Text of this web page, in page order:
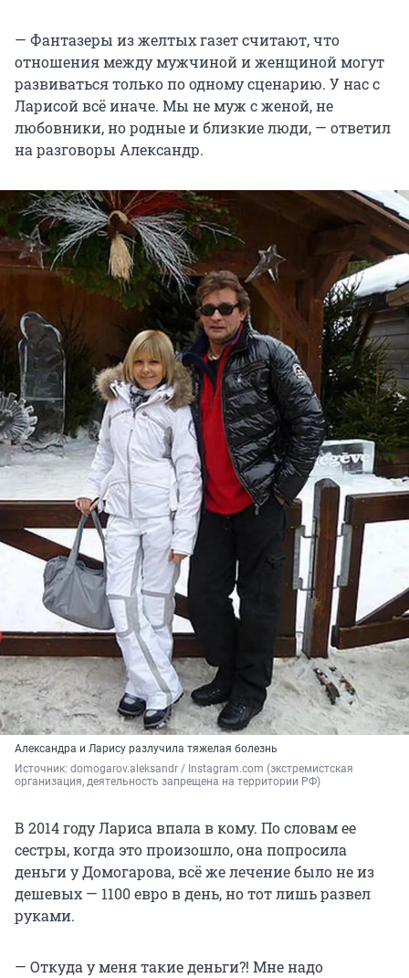
— Фантазеры из желтых газет считают, что
отношения между мужчиной и женщиной могут
развиваться только по одному сценарию. У нас с
Ларисой всё иначе. Мы не муж с женой, не
любовники, но родные и близкие люди, — ответил
на разговоры Александр.
Александра и Ларису разлучила тяжелая болезнь
Источник: domogarov.aleksandr / Instagram.com (экстремистская
организация, деятельность запрещена на территории РФ)
В 2014 году Лариса впала в кому. По словам ее
сестры, когда это произошло, она попросила
деньги у Домогарова, всё же лечение было не из
дешевых — 1100 евро в день, но тот лишь развел
руками.
— Откуда у меня такие деньги?! Мне надо